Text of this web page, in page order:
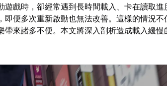
遊戲時，卻經常遇到長時間載入、卡在讀取
即便多次重新啟動也無法改善。這樣的情況
帶來諸多不便。本文將深入剖析造成載入緩